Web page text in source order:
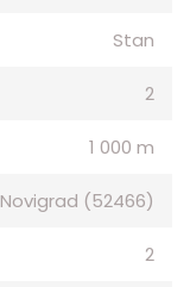
Stan
2
1 000 m
Novigrad (52466)
2